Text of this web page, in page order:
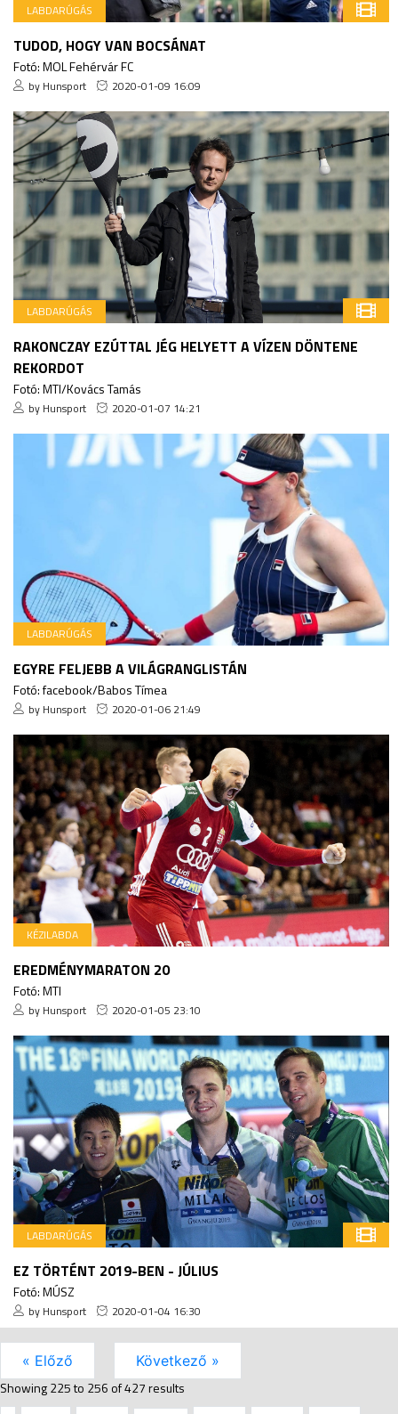
LABDARÚGÁS
TUDOD, HOGY VAN BOCSÁNAT
Fotó: MOL Fehérvár FC
by Hunsport 2020-01-09 16:09
LABDARÚGÁS
RAKONCZAY EZÚTTAL JÉG HELYETT A VÍZEN DÖNTENE
REKORDOT
Fotó: MTI/Kovács Tamás
by Hunsport 2020-01-07 14:21
LABDARÚGÁS
EGYRE FELJEBB A VILÁGRANGLISTÁN
Fotó: facebook/Babos Tímea
by Hunsport 2020-01-06 21:49
KÉZILABDA
EREDMÉNYMARATON 20
Fotó: MTI
by Hunsport 2020-01-05 23:10
LABDARÚGÁS
EZ TÖRTÉNT 2019-BEN - JÚLIUS
Fotó: MÚSZ
by Hunsport 2020-01-04 16:30
« Előző Következő »
Showing225to 256of427results